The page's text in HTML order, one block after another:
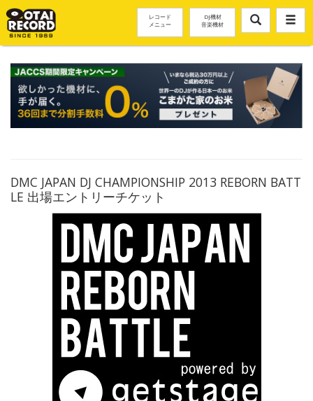
レコード
メニュー
DJ機材
音楽機材
DMC JAPAN DJ CHAMPIONSHIP 2013 REBORN BATT
LE 出場エントリーチケット